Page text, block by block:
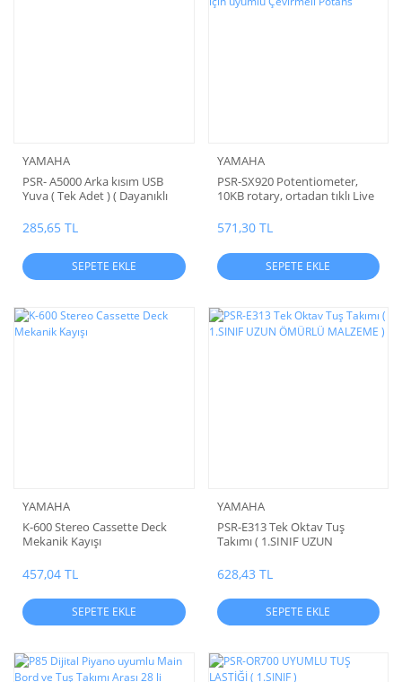
YAMAHA
PSR- A5000 Arka kısım USB
Yuva ( Tek Adet ) ( Dayanıklı
285,65 TL
SEPETE EKLE
YAMAHA
PSR-SX920 Potentiometer,
10KB rotary, ortadan tıklı Live
Çevirmeli Potans
571,30 TL
SEPETE EKLE
YAMAHA
K-600 Stereo Cassette Deck
Mekanik Kayışı
457,04 TL
SEPETE EKLE
YAMAHA
PSR-E313 Tek Oktav Tuş
Takımı ( 1.SINIF UZUN
628,43 TL
SEPETE EKLE